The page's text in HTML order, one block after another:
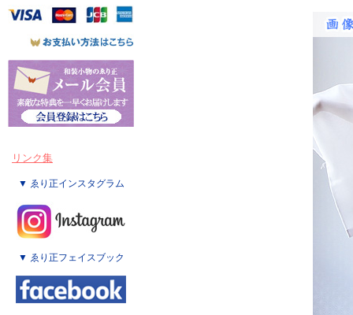
リンク集
▼ ゑり正インスタグラム
▼ ゑり正フェイスブック